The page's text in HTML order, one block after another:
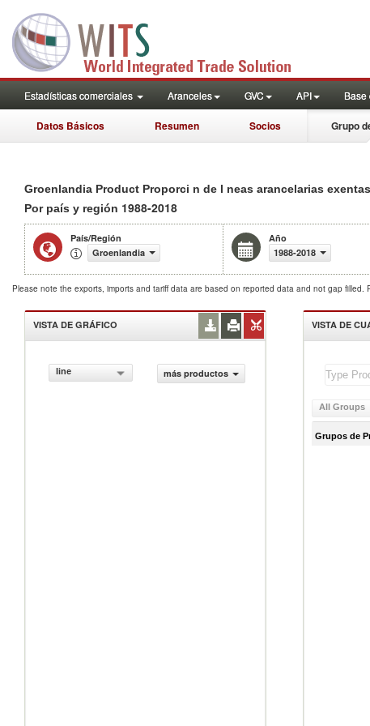
Estadísticas comerciales Aranceles GVC API Base
Datos Básicos Resumen Socios Grupo
Groenlandia Product Proporci n de l neas arancelarias
Por país y región 1988-2018
País/Región
Groenlandia
Año
1988-2018
Please note the exports, imports and tariff data are based on reported data and not gap filled.
VISTA DE GRÁFICO
line más productos
VISTA DE
All Groups
Grupos de